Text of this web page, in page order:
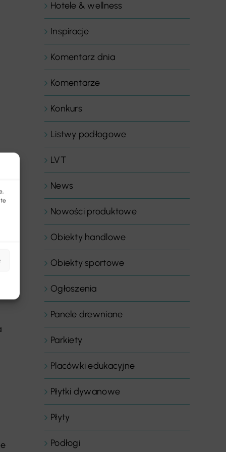
Hotele & wellness
Inspiracje
Komentarz dnia
Komentarze
Konkurs
Listwy podłogowe
LVT
News
Nowości produktowe
Obiekty handlowe
Obiekty sportowe
Ogłoszenia
Panele drewniane
Parkiety
Placówki edukacyjne
Płytki dywanowe
Płyty
Podłogi